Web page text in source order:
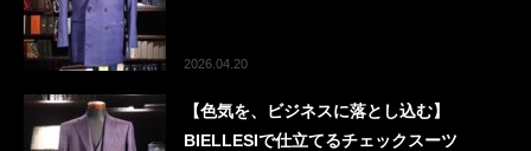
2026.04.20
【色気を、ビジネスに落とし込む】
BIELLESIで仕立てるチェックスーツ